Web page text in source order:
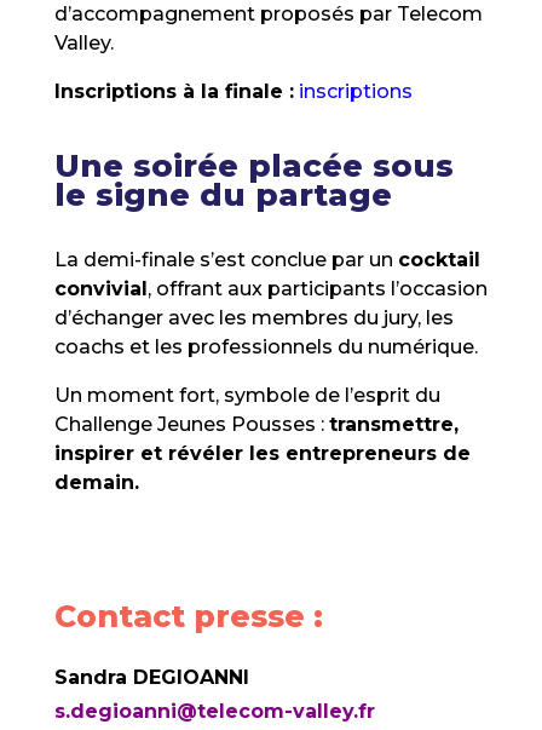
d’accompagnement proposés par Telecom
Valley.
Inscriptions à la finale : inscriptions
Une soirée placée sous
le signe du partage
La demi-finale s’est conclue par un cocktail
convivial, offrant aux participants l’occasion
d’échanger avec les membres du jury, les
coachs et les professionnels du numérique.
Un moment fort, symbole de l’esprit du
Challenge Jeunes Pousses : transmettre,
inspirer et révéler les entrepreneurs de
demain.
Contact presse :
Sandra DEGIOANNI
s.degioanni@telecom-valley.fr